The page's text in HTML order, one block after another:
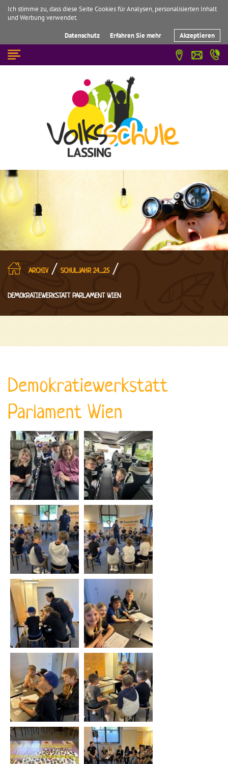
Ich stimme zu, dass diese Seite Cookies für Analysen, personalisierten Inhalt
und Werbung verwendet.
Datenschutz Erfahren Sie mehr Akzeptieren
☰
ARCHIV/ SCHULJAHR 24_25/
DEMOKRATIEWERKSTATT PARLAMENT WIEN
Demokratiewerkstatt
Parlament Wien